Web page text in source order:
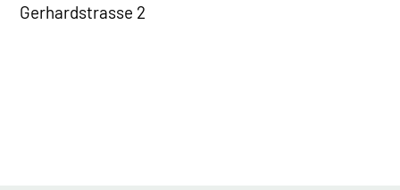
Gerhardstrasse 2